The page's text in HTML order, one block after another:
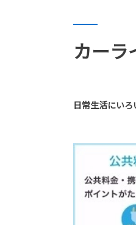
カーラ
日常生活にい